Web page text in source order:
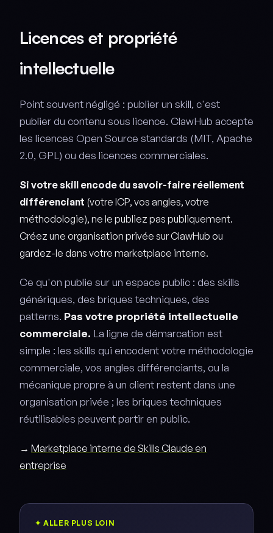
Licences et propriété
intellectuelle
Point souvent négligé : publier un skill, c'est
publier du contenu sous licence. ClawHub accepte
les licences Open Source standards (MIT, Apache
2.0, GPL) ou des licences commerciales.
Si votre skill encode du savoir-faire réellement
différenciant (votre ICP, vos angles, votre
méthodologie), ne le publiez pas publiquement.
Créez une organisation privée sur ClawHub ou
gardez-le dans votre marketplace interne.
Ce qu'on publie sur un espace public : des skills
génériques, des briques techniques, des
patterns. Pas votre propriété intellectuelle
commerciale. La ligne de démarcation est
simple : les skills qui encodent votre méthodologie
commerciale, vos angles différenciants, ou la
mécanique propre à un client restent dans une
organisation privée ; les briques techniques
réutilisables peuvent partir en public.
→ Marketplace interne de Skills Claude en
entreprise
✦ ALLER PLUS LOIN